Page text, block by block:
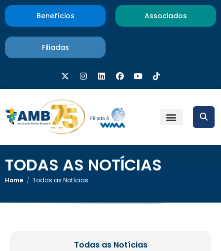
Benefícios Associados
Filiadas
TODAS AS NOTÍCIAS
Home / Todas as Notícias
Todas as Notícias